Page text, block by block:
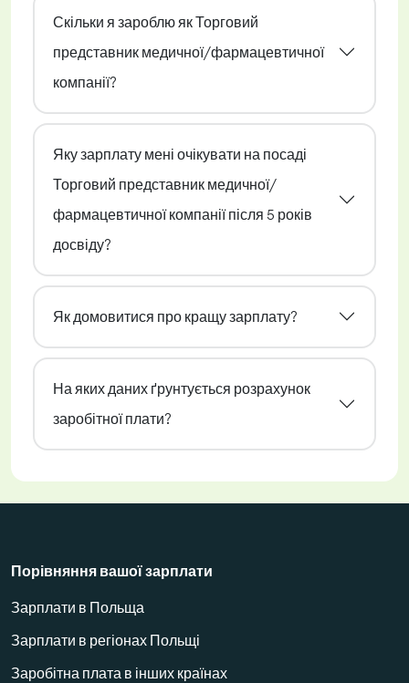
Скільки я зароблю як Торговий
представник медичної/фармацевтичної
компанії?
Яку зарплату мені очікувати на посаді
Торговий представник медичної/
фармацевтичної компанії після 5 років
досвіду?
Як домовитися про кращу зарплату?
На яких даних ґрунтується розрахунок
заробітної плати?
Порівняння вашої зарплати
Зарплати в Польща
Зарплати в регіонах Польщі
Заробітна плата в інших країнах